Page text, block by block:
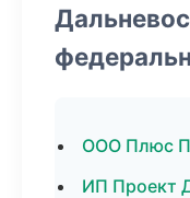
ООО Плюс
ИП Проект